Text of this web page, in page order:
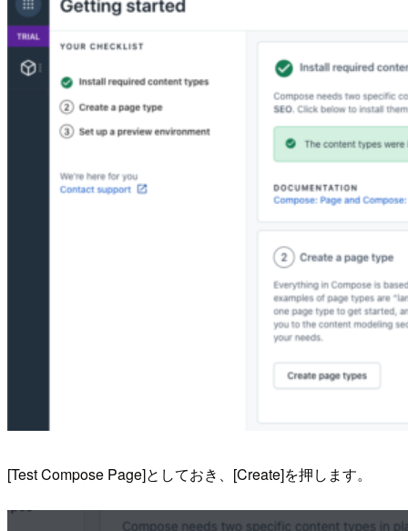
[Test Compose Page]としておき、[Create]を押します。